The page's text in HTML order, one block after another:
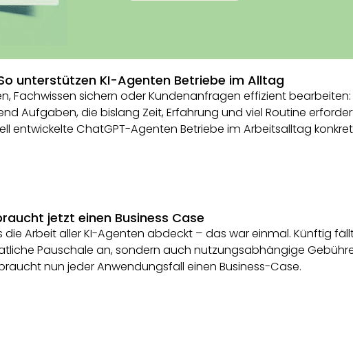
unterstützen KI-Agenten Betriebe im Alltag
Fachwissen sichern oder Kundenanfragen effizient
Aufgaben, die bislang Zeit, Erfahrung und viel Routine
entwickelte ChatGPT-Agenten Betriebe im Arbeitsalltag
jetzt einen Business Case
die Arbeit aller KI-Agenten abdeckt – das war einmal. Künftig
Pauschale an, sondern auch nutzungsabhängige
nun jeder Anwendungsfall einen Business-Case.